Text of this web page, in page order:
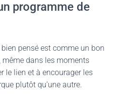
programme de
pensé est comme un bon
dans les moments
le lien et à encourager les
plutôt qu’une autre.